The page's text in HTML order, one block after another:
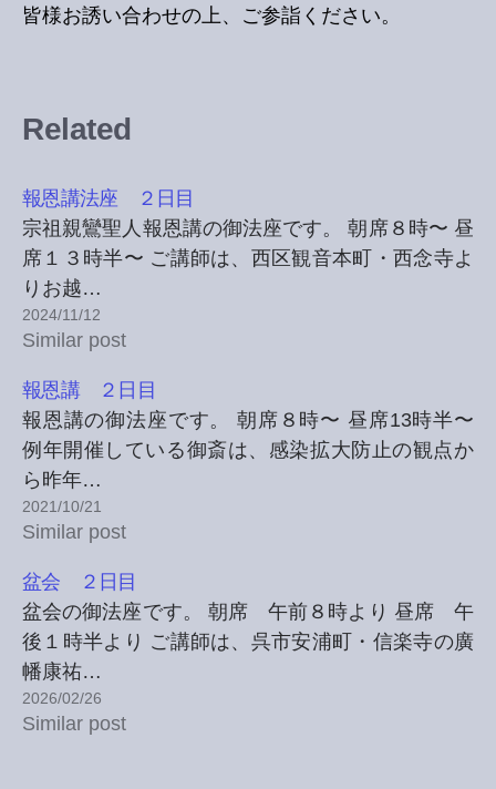
皆様お誘い合わせの上、ご参詣ください。
Related
報恩講法座 ２日目
宗祖親鸞聖人報恩講の御法座です。 朝席８時〜 昼
席１３時半〜 ご講師は、西区観音本町・西念寺よ
りお越…
2024/11/12
Similar post
報恩講 ２日目
報恩講の御法座です。 朝席８時〜 昼席13時半〜
例年開催している御斎は、感染拡大防止の観点か
ら昨年…
2021/10/21
Similar post
盆会 ２日目
盆会の御法座です。 朝席 午前８時より 昼席 午
後１時半より ご講師は、呉市安浦町・信楽寺の廣
幡康祐…
2026/02/26
Similar post